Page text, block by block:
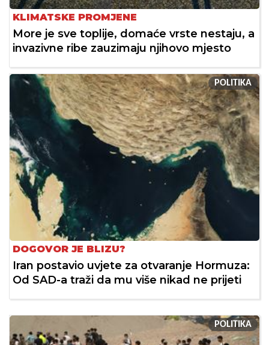
KLIMATSKE PROMJENE
More je sve toplije, domaće vrste nestaju, a
invazivne ribe zauzimaju njihovo mjesto
POLITIKA
DOGOVOR JE BLIZU?
Iran postavio uvjete za otvaranje Hormuza:
Od SAD-a traži da mu više nikad ne prijeti
POLITIKA